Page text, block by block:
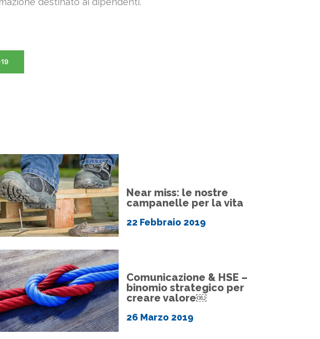
Near miss: le nostre
campanelle per la vita
22 Febbraio 2019
Comunicazione & HSE –
binomio strategico per
creare valore￼
26 Marzo 2019